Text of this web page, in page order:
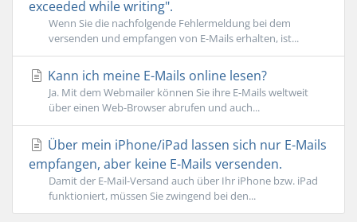
exceeded while writing".
Wenn Sie die nachfolgende Fehlermeldung bei dem
versenden und empfangen von E-Mails erhalten, ist...
Kann ich meine E-Mails online lesen?
Ja. Mit dem Webmailer können Sie ihre E-Mails weltweit
über einen Web-Browser abrufen und auch...
Über mein iPhone/iPad lassen sich nur E-Mails
empfangen, aber keine E-Mails versenden.
Damit der E-Mail-Versand auch über Ihr iPhone bzw. iPad
funktioniert, müssen Sie zwingend bei den...